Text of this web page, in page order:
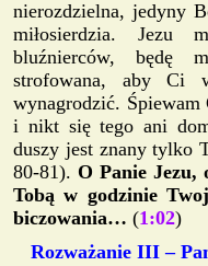
nierozdzielna, jedyny
miłosierdzia.
bluźnierców, będę
strofowana, aby Ci
wynagrodzić.
i nikt się tego ani
duszy jest znany tylko
80-81). O Panie Jezu,
Tobą w godzinie
biczowania… (1:02)
Rozważanie III –